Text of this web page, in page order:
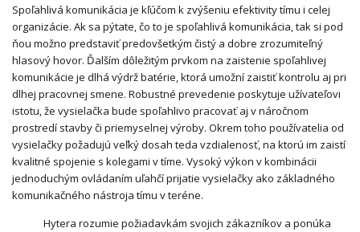
Spoľahlivá komunikácia je kľúčom k zvýšeniu efektivity tímu i celej
organizácie. Ak sa pýtate, čo to je spoľahlivá komunikácia, tak si pod
ňou možno predstaviť predovšetkým čistý a dobre zrozumiteľný
hlasový hovor. Ďalším dôležitým prvkom na zaistenie spoľahlivej
komunikácie je dlhá výdrž batérie, ktorá umožní zaistiť kontrolu aj pri
dlhej pracovnej smene. Robustné prevedenie poskytuje užívateľovi
istotu, že vysielačka bude spoľahlivo pracovať aj v náročnom
prostredí stavby či priemyselnej výroby. Okrem toho používatelia od
vysielačky požadujú veľký dosah teda vzdialenosť, na ktorú im zaistí
kvalitné spojenie s kolegami v tíme. Vysoký výkon v kombinácii
jednoduchým ovládaním uľahčí prijatie vysielačky ako základného
komunikačného nástroja tímu v teréne.
Hytera rozumie požiadavkám svojich zákazníkov a ponúka